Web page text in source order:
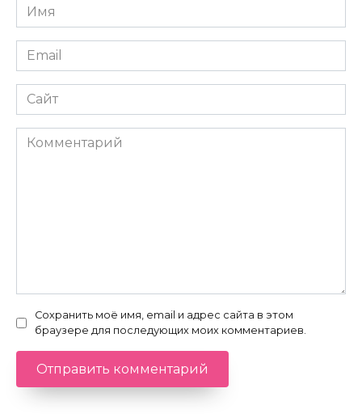
Имя
*
Email
*
Сайт
Комментарий
Сохранить моё имя, email и адрес сайта в этом
браузере для последующих моих комментариев.